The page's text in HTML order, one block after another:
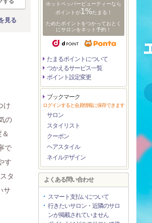
見る
け
の
で
す
タ
サ
ホットペッパービューティーなら
ポイントが1%たまる！
ためたポイントをつかっておとく
にサロンをネット予約！
たまるポイントについて
つかえるサービス一覧
ポイント設定変更
ブックマーク
ログインすると会員情報に保存できます
サロン
スタイリスト
クーポン
ヘアスタイル
ネイルデザイン
よくある問い合わせ
スマート支払いについて
行きたいサロン・近隣のサロ
ンが掲載されていません